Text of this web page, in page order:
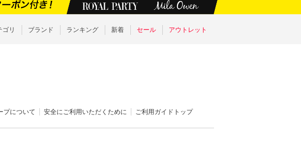
ゴリ ブランド ランキング 新着 セール アウトレット
プについて 安全にご利用いただくために ご利用ガイドトップ